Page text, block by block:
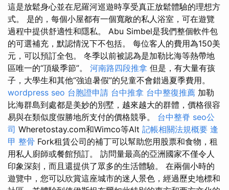
這是放鬆身心並在尼羅河巡遊時享受真正放鬆體驗的理想方
式。 是的，每個小屋都有一個寬敞的私人浴室，可在遊覽
過程中提供舒適性和隱私。 Abu Simbel是我們整個軟件包
的可選補充，默認情況下不包括。 每位客人的費用為150美
元，可以預訂全包。 冬季以前被認為是加勒比海等熱帶地
區唯一的“頂級季節”。 河南路四段推拿 但是，有大量有孩
子，大學生和其他“強迫暑假”的兒童不會錯過夏季費用。
wordpress seo 台胞證申請 台中推拿 台中整復推薦 加勒
比海群島到處都是美妙的別墅，越來越大的群體，價格很容
易與在類似度假勝地所支付的價格競爭。 台中整脊 seo公
司 Wheretostay.com和Wimco等Alt 記帳相關法規概要 逢
甲 整骨 Fork租賃公司的補丁可以幫助您用股票和食物，租
用私人廚師或餐館預訂。 訪問量最高的亞洲國家不僅令人
印象深刻，而且還提供了眾多的生活體驗。 在兩個小時的
遊覽中，您可以欣賞這座城市的迷人景色，經過歷史地標和